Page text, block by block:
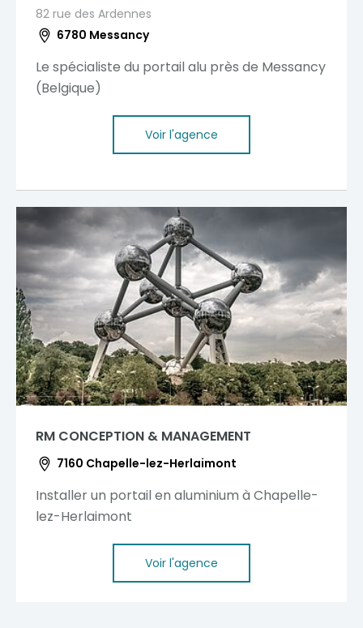
82 rue des Ardennes
6780 Messancy
Le spécialiste du portail alu près de Messancy
(Belgique)
Voir l'agence
RM CONCEPTION & MANAGEMENT
7160 Chapelle-lez-Herlaimont
Installer un portail en aluminium à Chapelle-
lez-Herlaimont
Voir l'agence